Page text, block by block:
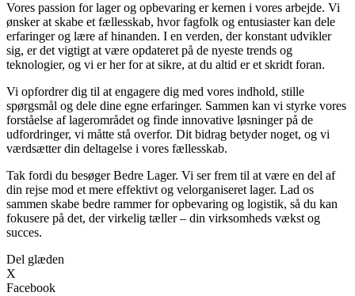
Vores passion for lager og opbevaring er kernen i vores arbejde. Vi
ønsker at skabe et fællesskab, hvor fagfolk og entusiaster kan dele
erfaringer og lære af hinanden. I en verden, der konstant udvikler
sig, er det vigtigt at være opdateret på de nyeste trends og
teknologier, og vi er her for at sikre, at du altid er et skridt foran.
Vi opfordrer dig til at engagere dig med vores indhold, stille
spørgsmål og dele dine egne erfaringer. Sammen kan vi styrke vores
forståelse af lagerområdet og finde innovative løsninger på de
udfordringer, vi måtte stå overfor. Dit bidrag betyder noget, og vi
værdsætter din deltagelse i vores fællesskab.
Tak fordi du besøger Bedre Lager. Vi ser frem til at være en del af
din rejse mod et mere effektivt og velorganiseret lager. Lad os
sammen skabe bedre rammer for opbevaring og logistik, så du kan
fokusere på det, der virkelig tæller – din virksomheds vækst og
succes.
Del glæden
X
Facebook